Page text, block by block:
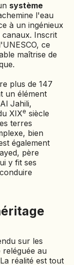
système
l'eau
à un ingénieux
canaux. Inscrit
ce
maîtrise de
plus de 147
un élément
Jahili,
XIXe siècle
terres
bien
également
père
y fit ses
sur les
au
réalité est tout